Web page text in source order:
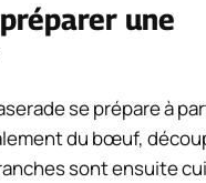
une
se prépare à
du bœuf,
sont ensuite